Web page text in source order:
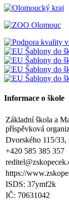
Informace o škole
Základní škola a
příspěvková
Dvorského 115/
+420 585 385 357
https://
ISDS: 37ymf2k
IČ: 70631042